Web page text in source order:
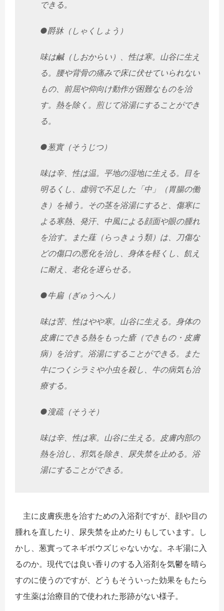
できる。
●爵牀（しゃくしょう）
味は鹹（しおからい）、性は寒。山谷に生え
る。 腰や背骨の痛みで床に伏せていられない
もの、 前屈や仰向け動作が困難なものを治
す。熱を除く。 煎じて浴湯にすることができ
る。
●葱實（そうじつ）
味は辛、性は温。平地の湿地に生える。目を
明るくし、 虚弱で不足した「中」（胃腸の働
き）を補う。 その茎を浴湯にすると、傷寒に
よる寒熱、発汗、 中風による顔面や眼の腫れ
を治す。また薤（らっきょう類）は、
刀傷な
どの傷口の悪化を治し、身体を軽くし、飢え
に耐え、 老化を遅らせる。
●︎牛扁（ぎゅうへん）
味は苦、性はやや寒。山谷に生える。 身体の
皮膚にできる熱をもった瘡（できもの・皮膚
病）を治す。 浴湯にすることができる。また
牛につくシラミや小虫を殺し、 牛の病気も治
療する。
●溲疏（そうそ）
味は辛、性は寒。山谷に生える。皮膚内部の
熱を治し、 邪気を除き、尿失禁を止める。浴
湯にすることができる。
主に皮膚疾患を治すための入浴剤ですが、 顔や目の
腫れを直したり、尿失禁を止めたりもしています。
し
かし、葱實ってネギボウズじゃないかな。ネギ湯に入
るのか。 現代では良い香りのする入浴剤を気鬱を晴ら
すのに使うのですが、 どうもそういった効果をもたら
す生薬は治療目的で使われた形跡がない様子。